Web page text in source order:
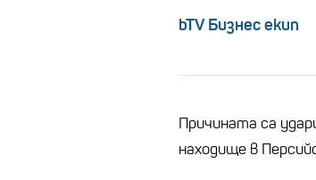
bTV Бизнес екип
Причината са
находище в